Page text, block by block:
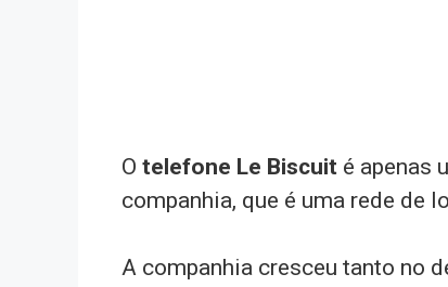
O telefone Le Biscuit é apenas
companhia, que é uma rede de
A companhia cresceu tanto no